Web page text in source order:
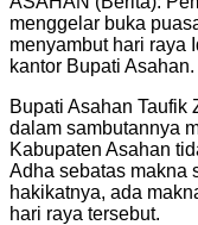
menggelar buka
menyambut hari raya
kantor Bupati Asahan.
Bupati Asahan Taufik
dalam sambutannya
Kabupaten Asahan
Adha sebatas makna
hakikatnya, ada
hari raya tersebut.